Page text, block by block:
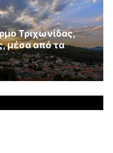
Τριχωνίδας,
μέσα από τα